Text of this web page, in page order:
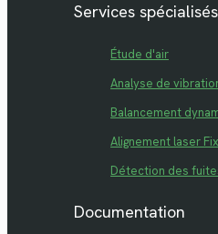
Services spécialisés
Étude d'air
Analyse de
Balancement
Alignement laser
Détection des
Documentation